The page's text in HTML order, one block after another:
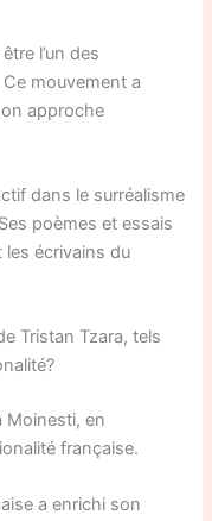
l’un des
mouvement a
approche
dans le surréalisme
poèmes et essais
les écrivains du
Tristan Tzara, tels
Moinesti, en
française.
a enrichi son